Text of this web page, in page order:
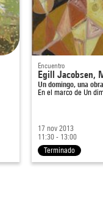
Encuentro
Egill Jacobsen,
Un domingo, una
En el marco de Un
17 nov 2013
11:30 - 13:00
Terminado